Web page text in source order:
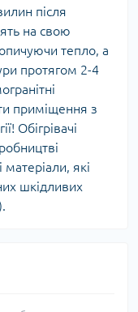
після
на свою
тепло, а
протягом 2-4
приміщення з
Обігрівачі
які
шкідливих